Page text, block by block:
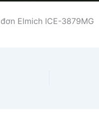
Elmich ICE-3879MG